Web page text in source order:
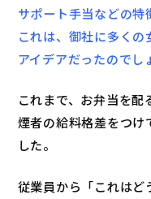
サポート手当などの特
これは、御社に多く
アイデアだったのでし
これまで、お弁当を
煙者の給料格差をつけ
した。
従業員から「これはど